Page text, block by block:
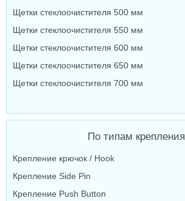
Щетки стеклоочистителя 500 мм
Щетки стеклоочистителя 550 мм
Щетки стеклоочистителя 600 мм
Щетки стеклоочистителя 650 мм
Щетки стеклоочистителя 700 мм
По типам крепления
Крепление крючок / Hook
Крепление Side Pin
Крепление Push Button